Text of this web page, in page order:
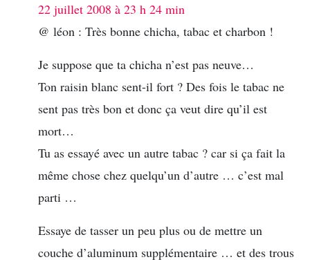
22 juillet 2008 à 23 h 24 min
@ léon : Très bonne chicha, tabac et charbon !
Je suppose que ta chicha n’est pas neuve…
Ton raisin blanc sent-il fort ? Des fois le tabac ne
sent pas très bon et donc ça veut dire qu’il est
mort…
Tu as essayé avec un autre tabac ? car si ça fait la
même chose chez quelqu’un d’autre … c’est mal
parti …
Essaye de tasser un peu plus ou de mettre un
couche d’aluminum supplémentaire … et des trous